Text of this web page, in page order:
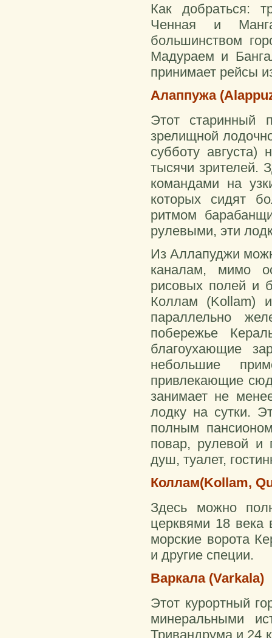
Как добраться:
Ченная и
большинством
Мадураем и
принимает рейсы
Алаппужа
Этот старинный
зрелищной
субботу
тысячи зрителей.
командами на
которых сидят
ритмом
рулевыми, эти
Из Аллапуджи
каналам, мимо
рисовых полей и
Коллам (Kollam)
параллельно
побережье
благоухающие
небольшие
привлекающие
занимает не
лодку на сутки.
полным
повар, рулевой и
душ, туалет,
Коллам(Kollam,
Здесь можно
церквями 18 века
морские ворота
и другие специи.
Варкала (Varkala)
Этот курортный
минеральными
Тривандрума и 24